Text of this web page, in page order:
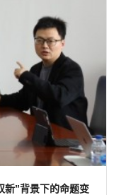
新”背景下的命题变